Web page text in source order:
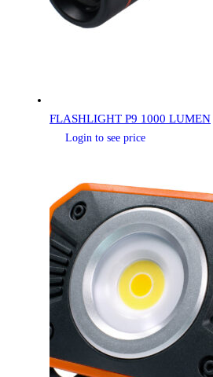
FLASHLIGHT P9 1000 LUMEN
Login to see price